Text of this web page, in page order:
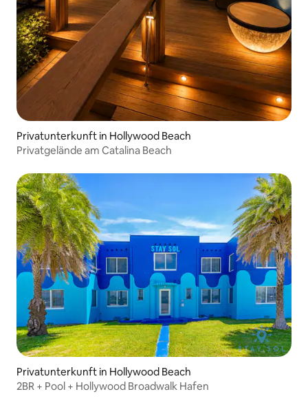
Privatunterkunft in Hollywood Beach
Privatgelände am Catalina Beach
Privatunterkunft in Hollywood Beach
2BR + Pool + Hollywood Broadwalk Hafen